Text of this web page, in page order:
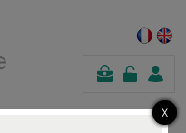
panier